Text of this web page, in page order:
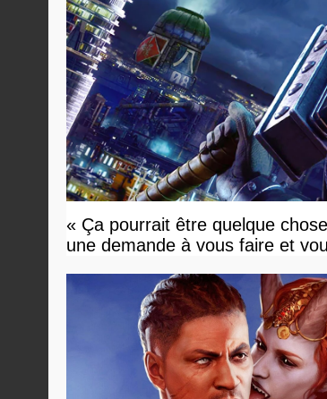
« Ça pourrait être quelque
une demande à vous faire et